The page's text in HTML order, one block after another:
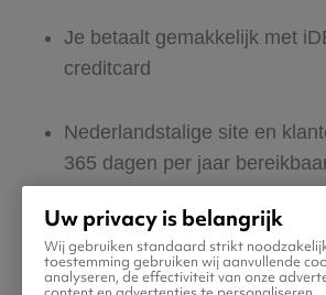
Je betaalt gemakkelijk met
creditcard
Nederlandstalige site en
365 dagen per jaar
Zeker van veilig boeken en
Boek ook direct een hotel of
Uw privacy is belangrijk
Wij gebruiken standaard strikt
toestemming gebruiken wij aanvullende
analyseren, de effectiviteit van onze